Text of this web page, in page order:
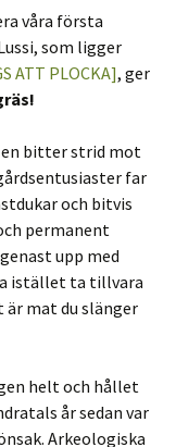
våra första
som ligger
ATT PLOCKA], ger
en bitter strid mot
far
och bitvis
permanent
upp med
istället ta tillvara
är mat du slänger
helt och hållet
år sedan var
Arkeologiska